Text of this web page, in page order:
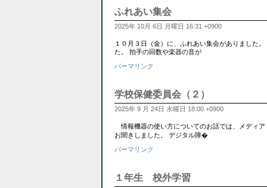
ふれあい集会
2025年 10月 6日 月曜日 16:31 +0900
１０月３日（金）に、ふれあい集会がありました
た。 拍手の回数や楽器の音が
パーマリンク
学校保健委員会（２）
2025年 9 月 24日 水曜日 18:00 +0900
情報機器の使い方についてのお話では、メディ
お聞きしました。 デジタル障�
パーマリンク
１年生 校外学習